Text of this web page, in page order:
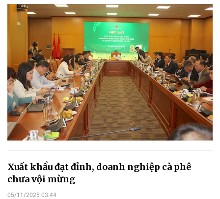
Xuất khẩu đạt đỉnh, doanh nghiệp cà phê
chưa vội mừng
05/11/2025 03:44